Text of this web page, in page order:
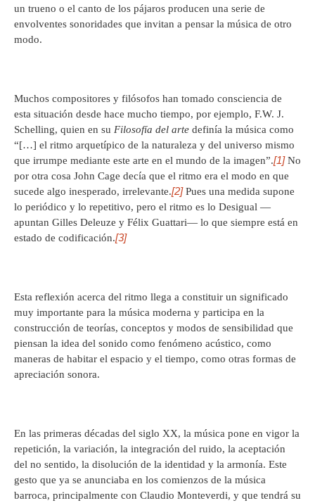
un trueno o el canto de los pájaros producen una serie de
envolventes sonoridades que invitan a pensar la música de otro
modo.
Muchos compositores y filósofos han tomado consciencia de
esta situación desde hace mucho tiempo, por ejemplo, F.W. J.
Schelling, quien en su Filosofía del arte definía la música como
“[…] el ritmo arquetípico de la naturaleza y del universo mismo
que irrumpe mediante este arte en el mundo de la imagen”.[1]No
por otra cosa John Cage decía que el ritmo era el modo en que
sucede algo inesperado, irrelevante.[2]Pues una medida supone
lo periódico y lo repetitivo, pero el ritmo es lo Desigual —
apuntan Gilles Deleuze y Félix Guattari— lo que siempre está en
estado de codificación.[3]
Esta reflexión acerca del ritmo llega a constituir un significado
muy importante para la música moderna y participa en la
construcción de teorías, conceptos y modos de sensibilidad que
piensan la idea del sonido como fenómeno acústico, como
maneras de habitar el espacio y el tiempo, como otras formas de
apreciación sonora.
En las primeras décadas del siglo XX, la música pone en vigor la
repetición, la variación, la integración del ruido, la aceptación
del no sentido, la disolución de la identidad y la armonía. Este
gesto que ya se anunciaba en los comienzos de la música
barroca, principalmente con Claudio Monteverdi, y que tendrá su